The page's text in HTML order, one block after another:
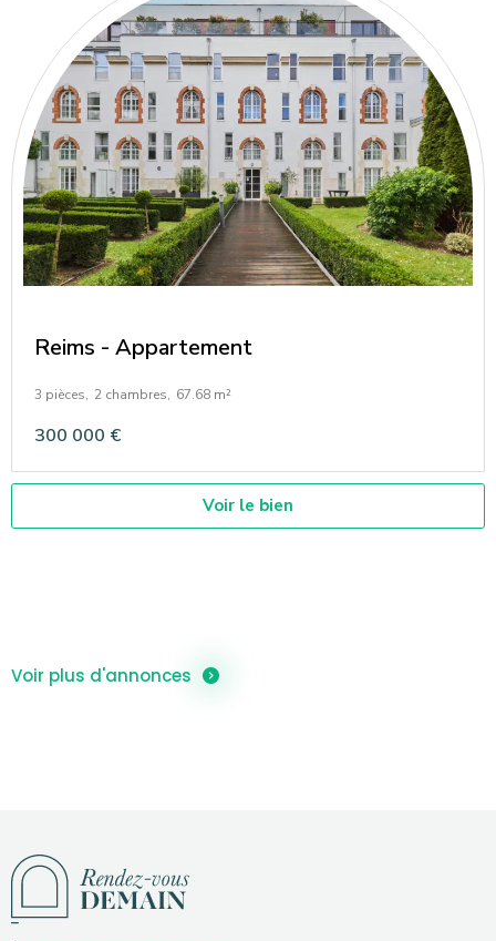
Reims - Appartement
3 pièces, 2 chambres, 67.68 m²
300 000 €
Voir le bien
Voir plus d'annonces